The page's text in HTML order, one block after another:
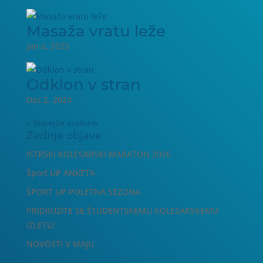
Masaža vratu leže
Jan 6, 2025
Odklon v stran
Dec 2, 2024
« Starejše vsebine
Zadnje objave
ISTRSKI KOLESARSKI MARATON 2026
Šport UP ANKETA
ŠPORT UP POLETNA SEZONA
PRIDRUŽITE SE ŠTUDENTSKEMU KOLESARSKEMU
IZLETU!
NOVOSTI V MAJU